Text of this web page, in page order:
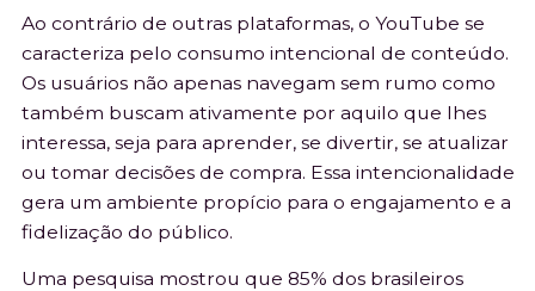
Ao contrário de outras plataformas, o YouTube se
caracteriza pelo consumo intencional de conteúdo.
Os usuários não apenas navegam sem rumo como
também buscam ativamente por aquilo que lhes
interessa, seja para aprender, se divertir, se atualizar
ou tomar decisões de compra. Essa intencionalidade
gera um ambiente propício para o engajamento e a
fidelização do público.
Uma pesquisa mostrou que 85% dos brasileiros